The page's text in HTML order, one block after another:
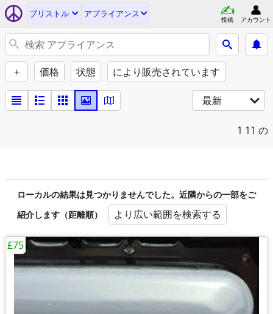
ブリストル アプライアンス
投稿 アカウント
+ 価格 状態 により販売されています
最新
1 11 の
ローカルの結果は見つかりませんでした。近隣からの一部をご
紹介します（距離順）
より広い範囲を検索する
£75